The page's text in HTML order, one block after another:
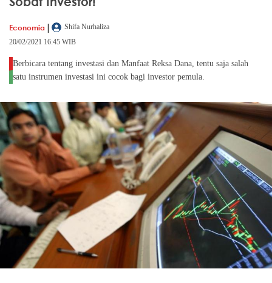
Economia |
Shifa Nurhaliza
20/02/2021 16:45 WIB
Berbicara tentang investasi dan Manfaat Reksa Dana, tentu saja salah
satu instrumen investasi ini cocok bagi investor pemula.